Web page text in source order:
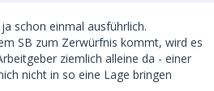
schon einmal ausführlich.
SB zum Zerwürfnis kommt, wird es
ziemlich alleine da - einer
nicht in so eine Lage bringen